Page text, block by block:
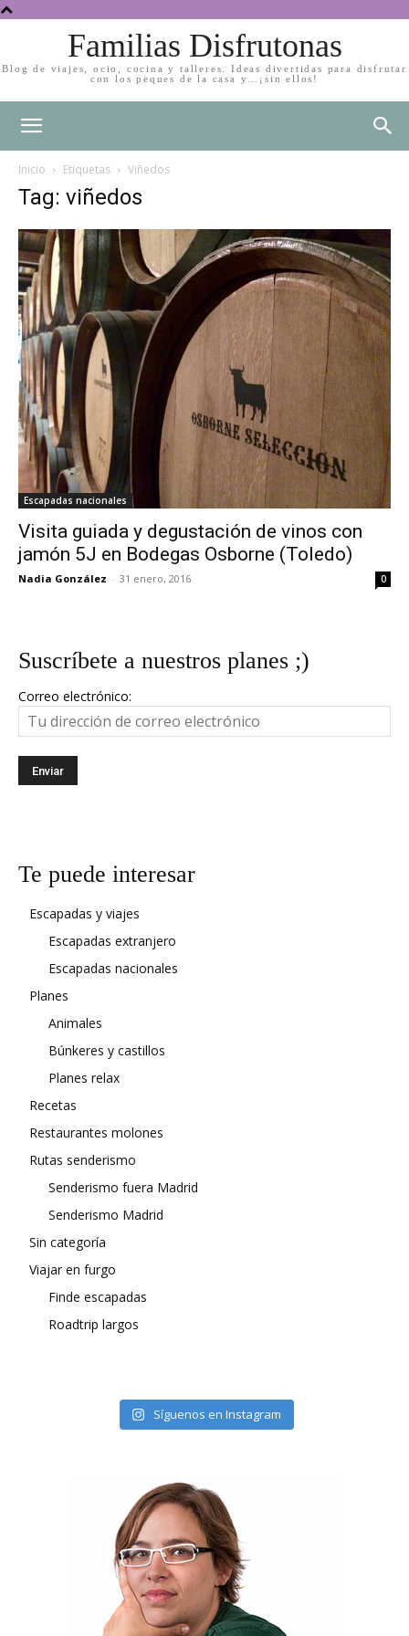
Familias Disfrutonas
Blog de viajes, ocio, cocina y talleres. Ideas divertidas para disfrutar
con los peques de la casa y…¡sin ellos!
Inicio Etiquetas Viñedos
Tag: viñedos
Escapadas nacionales
Visita guiada y degustación de vinos con
jamón 5J en Bodegas Osborne (Toledo)
Nadia González - 31 enero, 2016 0
Suscríbete a nuestros planes ;)
Correo electrónico:
Te puede interesar
Escapadas y viajes
Escapadas extranjero
Escapadas nacionales
Planes
Animales
Búnkeres y castillos
Planes relax
Recetas
Restaurantes molones
Rutas senderismo
Senderismo fuera Madrid
Senderismo Madrid
Sin categoría
Viajar en furgo
Finde escapadas
Roadtrip largos
Síguenos en Instagram